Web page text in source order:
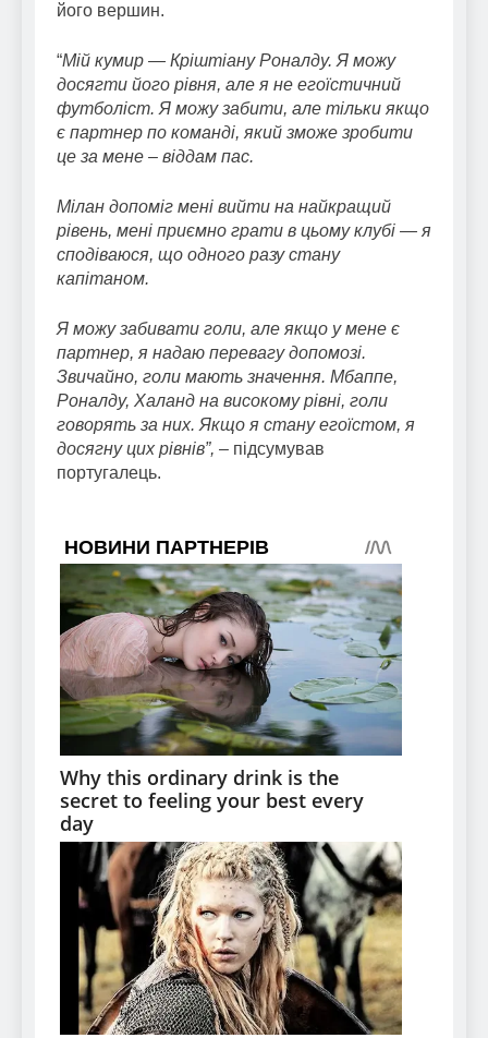
його вершин.
“Мій кумир — Кріштіану Роналду. Я можу
досягти його рівня, але я не егоїстичний
футболіст. Я можу забити, але тільки якщо
є партнер по команді, який зможе зробити
це за мене – віддам пас.
Мілан допоміг мені вийти на найкращий
рівень, мені приємно грати в цьому клубі — я
сподіваюся, що одного разу стану
капітаном.
Я можу забивати голи, але якщо у мене є
партнер, я надаю перевагу допомозі.
Звичайно, голи мають значення. Мбаппе,
Роналду, Халанд на високому рівні, голи
говорять за них. Якщо я стану егоїстом, я
досягну цих рівнів”, – підсумував
португалець.